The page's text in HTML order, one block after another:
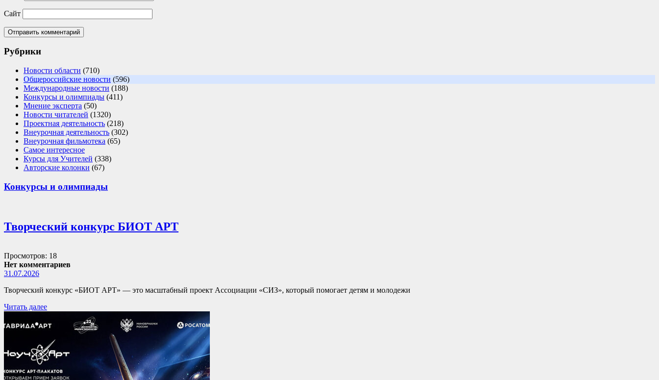
Сайт
Рубрики
Новости области (710)
Общероссийские новости (596)
Международные новости (188)
Конкурсы и олимпиады (411)
Мнение эксперта (50)
Новости читателей (1320)
Проектная деятельность (218)
Внеурочная деятельность (302)
Внеурочная фильмотека (65)
Самое интересное
Курсы для Учителей (338)
Авторские колонки (67)
Конкурсы и олимпиады
Творческий конкурс БИОТ АРТ
Просмотров: 18
Нет комментариев
31.07.2026
Творческий конкурс «БИОТ АРТ» — это масштабный проект Ассоциации «СИЗ», который помогает детям и молодежи
Читать далее